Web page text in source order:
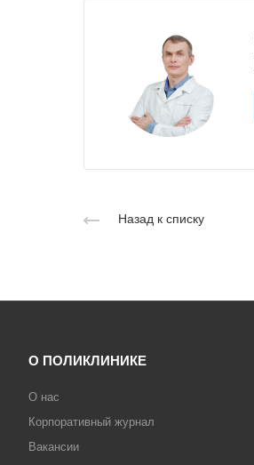
Назад к списку
О ПОЛИКЛИНИКЕ
О нас
Корпоративный журнал
Вакансии